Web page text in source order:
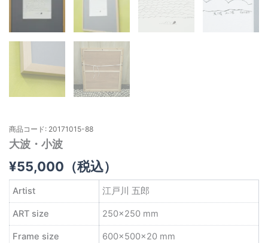
商品コード: 20171015-88
大波・小波
¥55,000 （税込）
Artist 江戸川 五郎
ART size 250×250 mm
Frame size 600×500×20 mm